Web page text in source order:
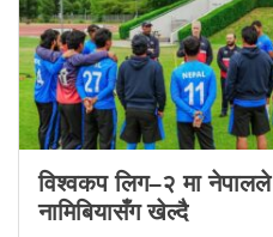
विश्वकप लिग–२ मा
नामिबियासँग खेल्दै